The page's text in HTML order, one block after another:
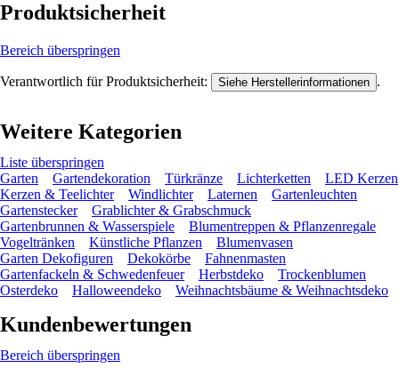
Produktsicherheit
Bereich überspringen
Verantwortlich für Produktsicherheit: Siehe Herstellerinformationen .
Weitere Kategorien
Liste überspringen
Garten
Gartendekoration Türkränze Lichterketten
LED Kerzen
Kerzen & Teelichter
Windlichter Laternen
Gartenleuchten
Gartenstecker
Grablichter & Grabschmuck
Gartenbrunnen & Wasserspiele
Blumentreppen & Pflanzenregale
Vogeltränken
Künstliche Pflanzen
Blumenvasen
Garten Dekofiguren
Dekokörbe
Fahnenmasten
Gartenfackeln & Schwedenfeuer
Herbstdeko
Trockenblumen
Osterdeko
Halloweendeko Weihnachtsbäume & Weihnachtsdeko
Kundenbewertungen
Bereich überspringen